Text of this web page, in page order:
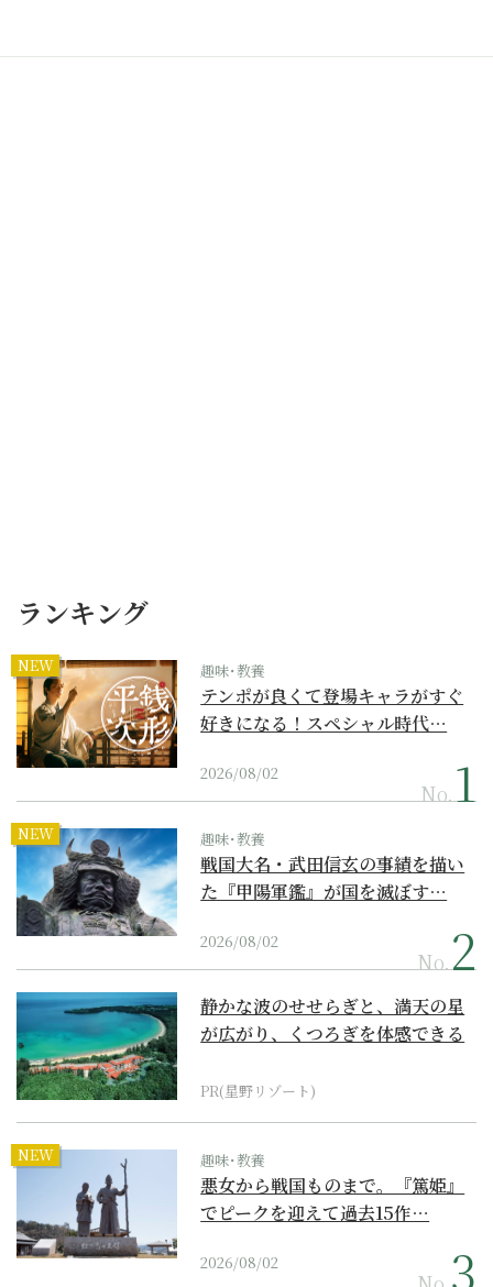
ランキング
NEW 趣味･教養
テンポが良くて登場キャラがすぐ
好きになる！スペシャル時代…
2026/08/02
No.
NEW 趣味･教養
戦国大名・武田信玄の事績を描い
た『甲陽軍鑑』が国を滅ぼす…
2026/08/02
No.
静かな波のせせらぎと、満天の星
が広がり、くつろぎを体感できる
PR(星野リゾート)
NEW 趣味･教養
悪女から戦国ものまで。『篤姫』
でピークを迎えて過去15作…
2026/08/02